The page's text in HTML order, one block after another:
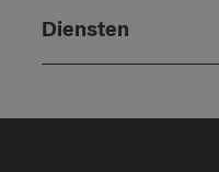
Diensten